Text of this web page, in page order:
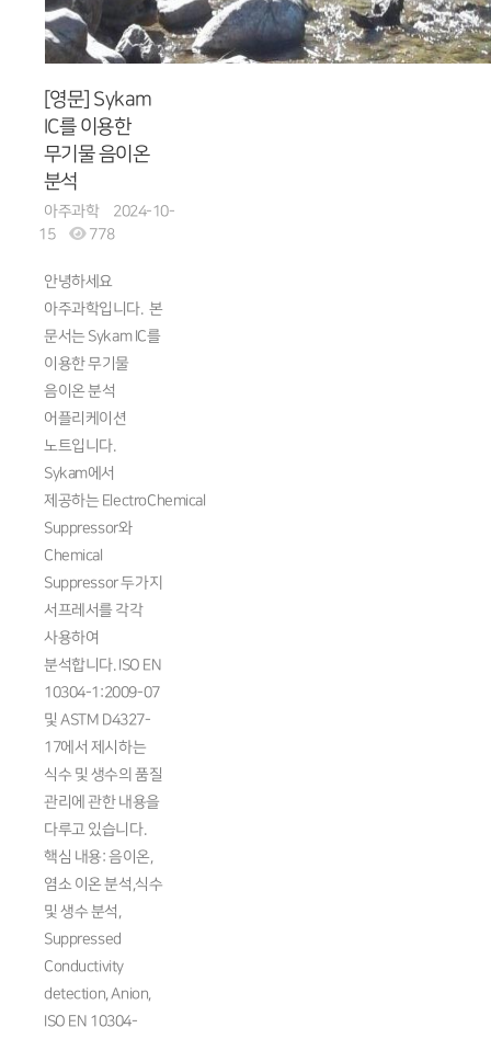
[영문] Sykam
IC를 이용한
무기물 음이온
분석
아주과학
2024-10-
15
778
안녕하세요
아주과학입니다. 본
문서는 Sykam IC를
이용한 무기물
음이온 분석
어플리케이션
노트입니다.
Sykam에서
제공하는 ElectroChemical
Suppressor와
Chemical
Suppressor 두가지
서프레서를 각각
사용하여
분석합니다. ISO EN
10304-1:2009-07
및 ASTM D4327-
17에서 제시하는
식수 및 생수의 품질
관리에 관한 내용을
다루고 있습니다.
핵심 내용: 음이온,
염소 이온 분석,식수
및 생수 분석,
Suppressed
Conductivity
detection, Anion,
ISO EN 10304-